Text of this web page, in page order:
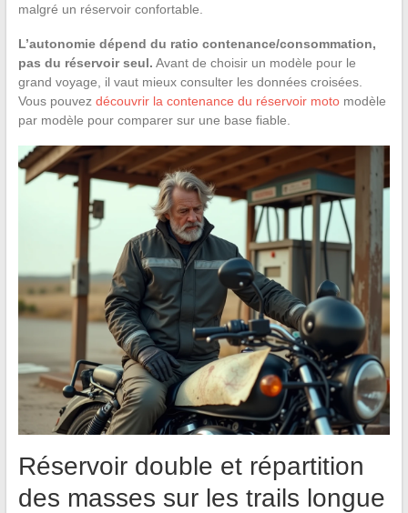
malgré un réservoir confortable.
L’autonomie dépend du ratio contenance/consommation,
pas du réservoir seul. Avant de choisir un modèle pour le
grand voyage, il vaut mieux consulter les données croisées.
Vous pouvez découvrir la contenance du réservoir motomodèle
par modèle pour comparer sur une base fiable.
Réservoir double et répartition
des masses sur les trails longue